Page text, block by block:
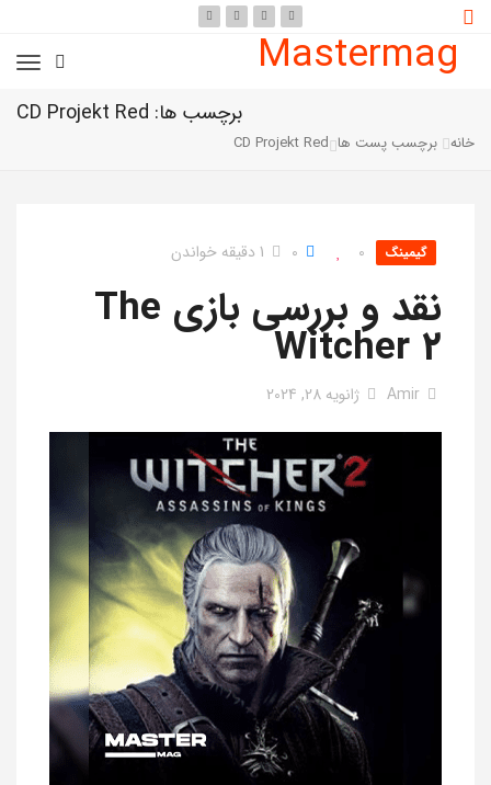
Mastermag
برچسب ها: CD Projekt Red
خانه برچسب پست ها CD Projekt Red
گیمینگ 0
0 1 دقیقه خواندن
نقد و بررسی بازی The
Witcher 2
Amir ژانویه 28, 2024